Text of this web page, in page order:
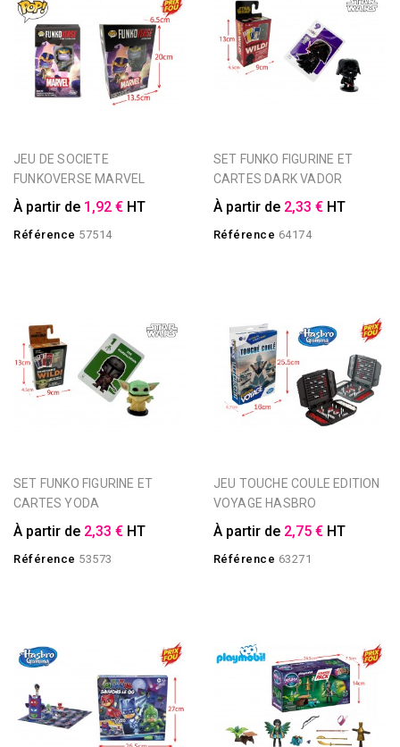
JEU DE SOCIETE
FUNKOVERSE MARVEL
À partir de 1,92 € HT
Référence 57514
SET FUNKO FIGURINE ET
CARTES DARK VADOR
À partir de 2,33 € HT
Référence 64174
SET FUNKO FIGURINE ET
CARTES YODA
À partir de 2,33 € HT
Référence 53573
JEU TOUCHE COULE EDITION
VOYAGE HASBRO
À partir de 2,75 € HT
Référence 63271